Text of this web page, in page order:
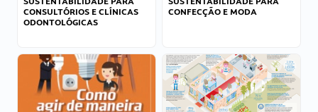
CONSULTÓRIOS E CLÍNICAS
ODONTOLÓGICAS
CONFECÇÃO E MODA